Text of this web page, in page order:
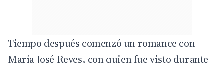
Tiempo después comenzó un romance con
María José Reyes, con quien fue visto durante